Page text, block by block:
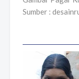
Sumber :